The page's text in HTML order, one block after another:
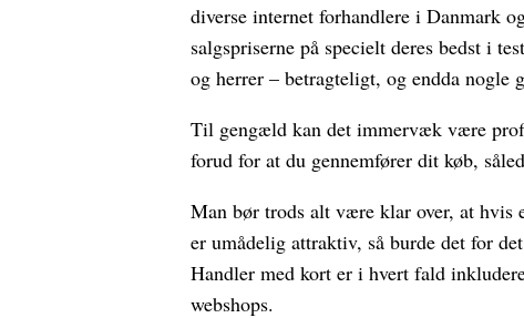
diverse internet forhandlere i Danmark
salgspriserne på specielt deres bedst i
og herrer – betragteligt, og endda nogle
Til gengæld kan det immervæk være
forud for at du gennemfører dit køb,
Man bør trods alt være klar over, at hvis
er umådelig attraktiv, så burde det for
Handler med kort er i hvert fald
webshops.